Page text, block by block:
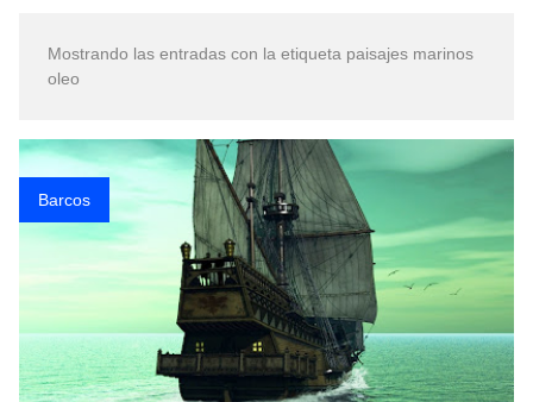
Fotos Artísticas de las Actrices de Hollywood Más Bellas del Mundo
Que significan los cuadros de negras africanas?
El mundo del arte en pintura surrealista
Mostrando las entradas con la etiqueta paisajes marinos
oleo
Barcos